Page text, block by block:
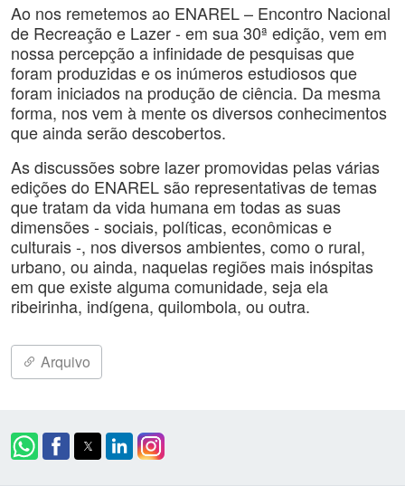
Ao nos remetemos ao ENAREL – Encontro Nacional
de Recreação e Lazer - em sua 30ª edição, vem em
nossa percepção a infinidade de pesquisas que
foram produzidas e os inúmeros estudiosos que
foram iniciados na produção de ciência. Da mesma
forma, nos vem à mente os diversos conhecimentos
que ainda serão descobertos.
As discussões sobre lazer promovidas pelas várias
edições do ENAREL são representativas de temas
que tratam da vida humana em todas as suas
dimensões - sociais, políticas, econômicas e
culturais -, nos diversos ambientes, como o rural,
urbano, ou ainda, naquelas regiões mais inóspitas
em que existe alguma comunidade, seja ela
ribeirinha, indígena, quilombola, ou outra.
Arquivo